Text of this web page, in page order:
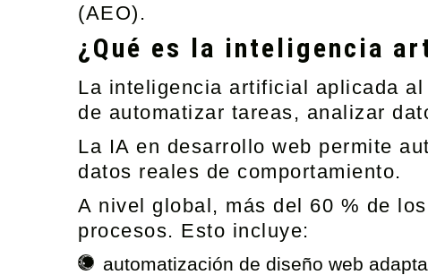
(AEO).
¿Qué es la inteligencia
La inteligencia artificial aplicada
de automatizar tareas, analizar
La IA en desarrollo web permite
datos reales de comportamiento.
A nivel global, más del 60 % de
procesos. Esto incluye:
automatización de diseño web